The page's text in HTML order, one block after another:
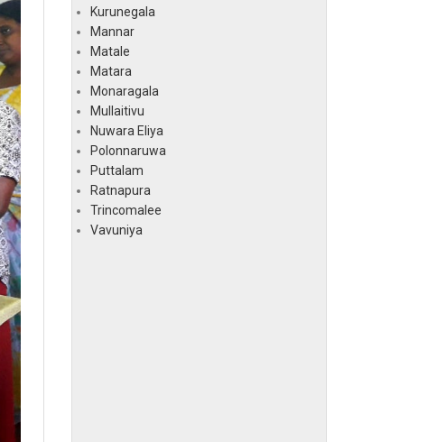
Kurunegala
Mannar
Matale
Matara
Monaragala
Mullaitivu
Nuwara Eliya
Polonnaruwa
Puttalam
Ratnapura
Trincomalee
Vavuniya